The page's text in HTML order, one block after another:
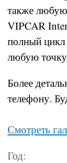
также
VIPCAR
полный цикл
любую
Более
телефону.
Смотреть
Год: